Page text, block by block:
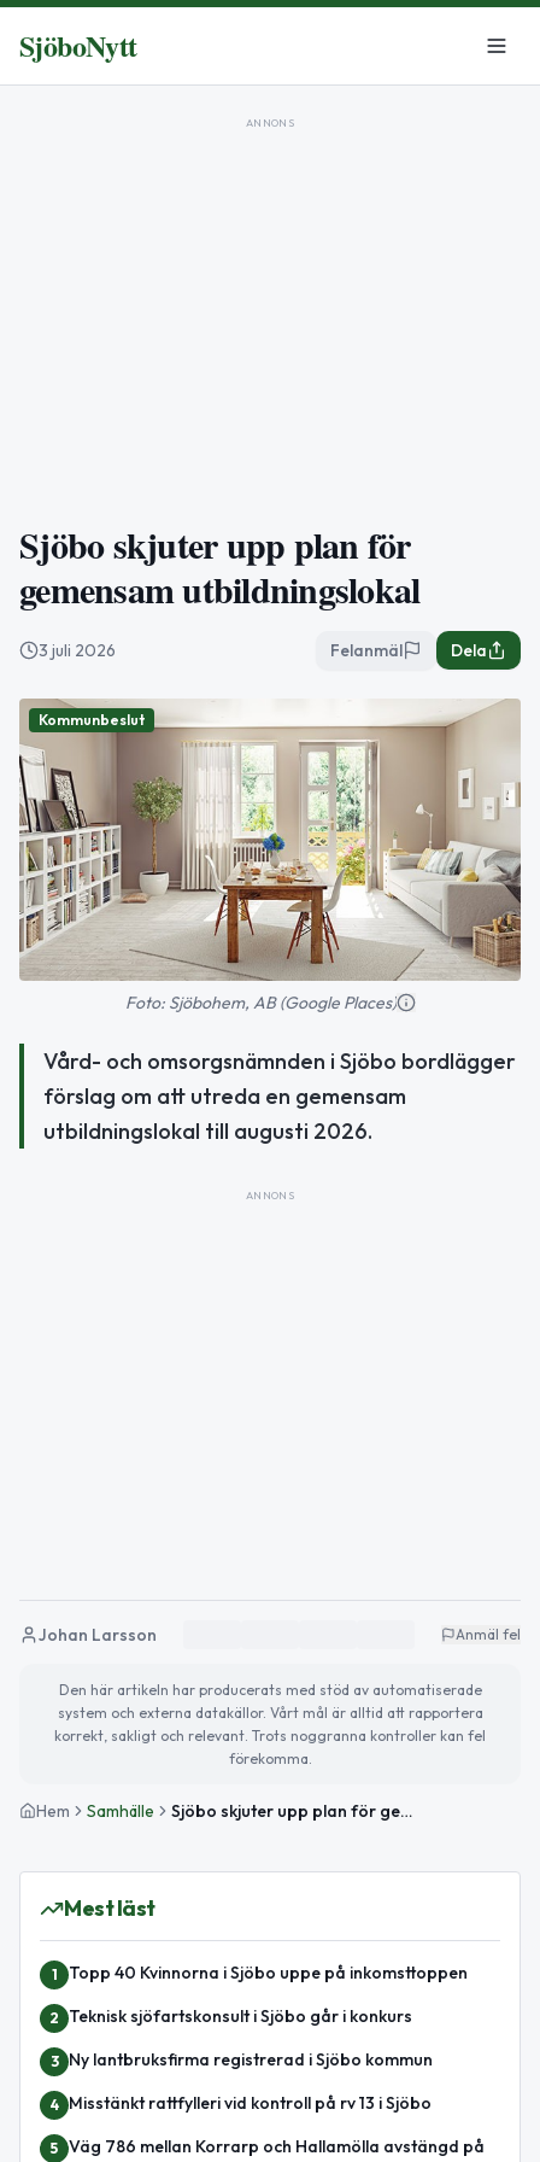
SjöboNytt
ANNONS
Sjöbo skjuter upp plan för
gemensam utbildningslokal
3 juli 2026 Felanmäl Dela
Kommunbeslut
Foto: Sjöbohem, AB (Google Places)
Vård- och omsorgsnämnden i Sjöbo bordlägger
förslag om att utreda en gemensam
utbildningslokal till augusti 2026.
ANNONS
Johan Larsson Anmäl fel
Den här artikeln har producerats med stöd av automatiserade
system och externa datakällor. Vårt mål är alltid att rapportera
korrekt, sakligt och relevant. Trots noggranna kontroller kan fel
förekomma.
Hem Samhälle Sjöbo skjuter upp plan för gemensam utbildningslokal
Mest läst
1 Topp 40 Kvinnorna i Sjöbo uppe på inkomsttoppen
2 Teknisk sjöfartskonsult i Sjöbo går i konkurs
3 Ny lantbruksfirma registrerad i Sjöbo kommun
4 Misstänkt rattfylleri vid kontroll på rv 13 i Sjöbo
5 Väg 786 mellan Korrarp och Hallamölla avstängd på